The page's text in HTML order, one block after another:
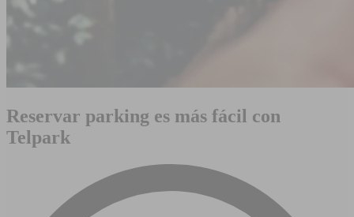
Reservar parking es más fácil con
Telpark